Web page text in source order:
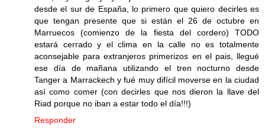
desde el sur de España, lo primero que quiero decirles es
que tengan presente que si están el 26 de octubre en
Marruecos (comienzo de la fiesta del cordero) TODO
estará cerrado y el clima en la calle no es totalmente
aconsejable para extranjeros primerizos en el pais, llegué
ese día de mañana utilizando el tren nocturno desde
Tanger a Marrackech y fué muy difícil moverse en la ciudad
así como comer (con decirles que nos dieron la llave del
Riad porque no iban a estar todo el día!!!)
Responder